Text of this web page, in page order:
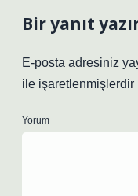
Bir yanıt
E-posta adresiniz
ile işaretlenmişlerdir
Yorum